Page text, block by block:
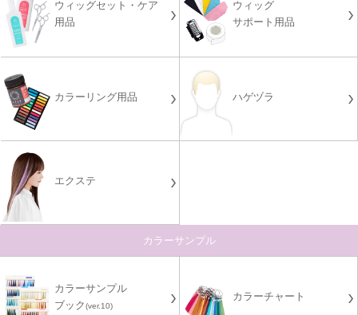
ウィッグセット・ケア
用品
ウィッグ
サポート用品
カラーリング用品 ハゲヅラ
エクステ
カラーサンプル
カラーサンプル
ブック(ver.10)
カラーチャート